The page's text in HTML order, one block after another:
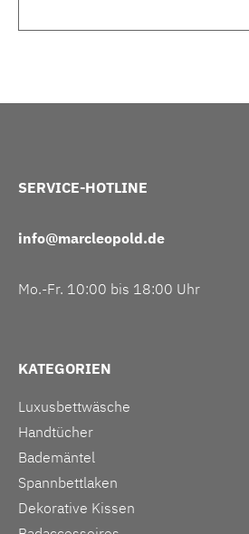
SERVICE-HOTLINE
info@marcleopold.de
Mo.-Fr. 10:00 bis 18:00 Uhr
KATEGORIEN
Luxusbettwäsche
Handtücher
Bademäntel
Spannbettlaken
Dekorative Kissen